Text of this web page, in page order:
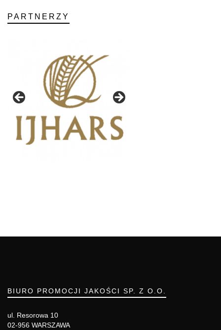
PARTNERZY
BIURO PROMOCJI JAKOŚCI SP. Z O.O.
ul. Resorowa 10
02-956 WARSZAWA